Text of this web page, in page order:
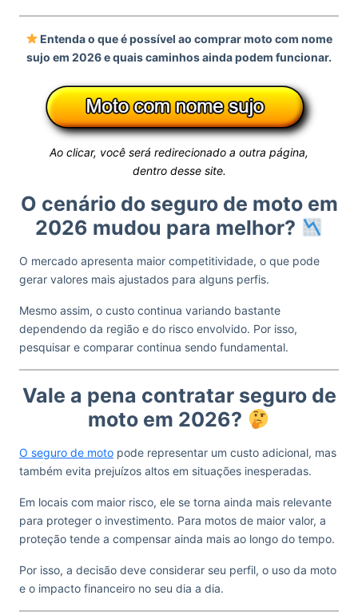
Entenda o que é possível ao comprar moto com nome
sujo em 2026 e quais caminhos ainda podem funcionar.
Ao clicar, você será redirecionado a outra página,
dentro desse site.
O cenário do seguro de moto em
2026 mudou para melhor?
O mercado apresenta maior competitividade, o que pode
gerar valores mais ajustados para alguns perfis.
Mesmo assim, o custo continua variando bastante
dependendo da região e do risco envolvido. Por isso,
pesquisar e comparar continua sendo fundamental.
Vale a pena contratar seguro de
moto em 2026?
O seguro de moto pode representar um custo adicional, mas
também evita prejuízos altos em situações inesperadas.
Em locais com maior risco, ele se torna ainda mais relevante
para proteger o investimento. Para motos de maior valor, a
proteção tende a compensar ainda mais ao longo do tempo.
Por isso, a decisão deve considerar seu perfil, o uso da moto
e o impacto financeiro no seu dia a dia.